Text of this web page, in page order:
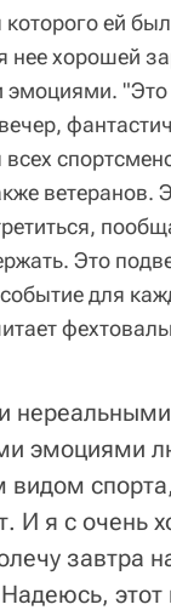
ей
нее хорошей
эмоциями. "Это
ветеранов.
Это
для
нереальными
эмоциями
видом
И я с очень
завтра
этот